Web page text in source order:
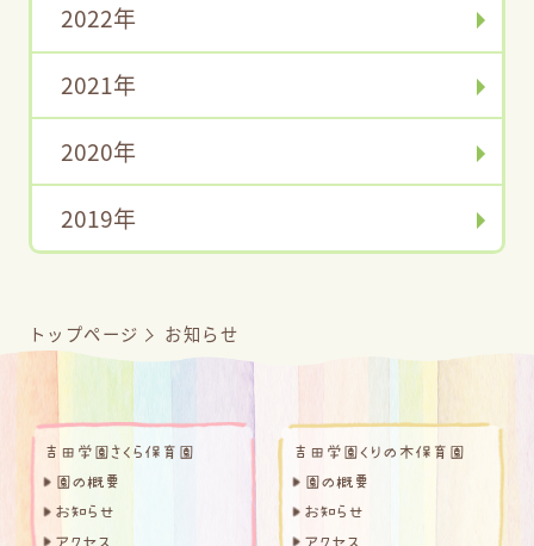
2022年
2021年
2020年
2019年
トップページ お知らせ
吉田学園さくら保育園
園の概要
お知らせ
アクセス
吉田学園くりの木保育園
園の概要
お知らせ
アクセス